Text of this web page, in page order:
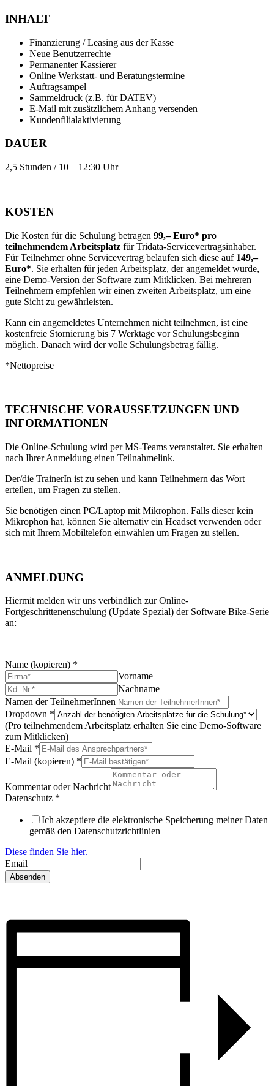
INHALT
Finanzierung / Leasing aus der Kasse
Neue Benutzerrechte
Permanenter Kassierer
Online Werkstatt- und Beratungstermine
Auftragsampel
Sammeldruck (z.B. für DATEV)
E-Mail mit zusätzlichem Anhang versenden
Kundenfilialaktivierung
DAUER
2,5 Stunden / 10 – 12:30 Uhr
KOSTEN
Die Kosten für die Schulung betragen 99,– Euro* pro
teilnehmendem Arbeitsplatz für Tridata-Servicevertragsinhaber.
Für Teilnehmer ohne Servicevertrag belaufen sich diese auf 149,–
Euro*. Sie erhalten für jeden Arbeitsplatz, der angemeldet wurde,
eine Demo-Version der Software zum Mitklicken. Bei mehreren
Teilnehmern empfehlen wir einen zweiten Arbeitsplatz, um eine
gute Sicht zu gewährleisten.
Kann ein angemeldetes Unternehmen nicht teilnehmen, ist eine
kostenfreie Stornierung bis 7 Werktage vor Schulungsbeginn
möglich. Danach wird der volle Schulungsbetrag fällig.
*Nettopreise
TECHNISCHE VORAUSSETZUNGEN UND
INFORMATIONEN
Die Online-Schulung wird per MS-Teams veranstaltet. Sie erhalten
nach Ihrer Anmeldung einen Teilnahmelink.
Der/die TrainerIn ist zu sehen und kann Teilnehmern das Wort
erteilen, um Fragen zu stellen.
Sie benötigen einen PC/Laptop mit Mikrophon. Falls dieser kein
Mikrophon hat, können Sie alternativ ein Headset verwenden oder
sich mit Ihrem Mobiltelefon einwählen um Fragen zu stellen.
ANMELDUNG
Hiermit melden wir uns verbindlich zur Online-
Fortgeschrittenenschulung (Update Spezial) der Software Bike-Serie
an:
Name (kopieren) *
Vorname
Nachname
Namen der TeilnehmerInnen
Dropdown *
(Pro teilnehmendem Arbeitsplatz erhalten Sie eine Demo-Software
zum Mitklicken)
E-Mail *
E-Mail (kopieren) *
Kommentar oder Nachricht
Datenschutz *
Ich akzeptiere die elektronische Speicherung meiner Daten
gemäß den Datenschutzrichtlinien
Diese finden Sie hier.
Email
Absenden